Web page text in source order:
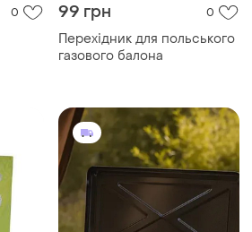
0 99 грн 0
Перехідник для польського
газового балона